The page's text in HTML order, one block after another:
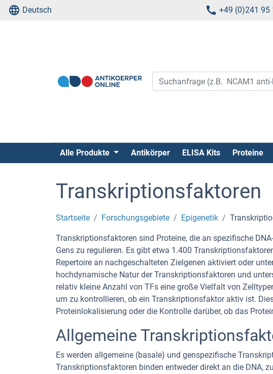
Deutsch +49 (0)241 95
Alle Produkte Antikörper ELISA Kits Proteine
Transkriptionsfaktoren
Startseite Forschungsgebiete Epigenetik
Transkriptionsfaktoren sind Proteine, die an spezifische
Gens zu regulieren. Es gibt etwa 1.400
Repertoire an nachgeschalteten Zielgenen aktiviert oder
hochdynamische Natur der Transkriptionsfaktoren und
relativ kleine Anzahl von TFs eine große Vielfalt von
um zu kontrollieren, ob ein Transkriptionsfaktor aktiv ist.
Proteinlokalisierung oder die Kontrolle darüber, ob das
Allgemeine
Es werden allgemeine (basale) und genspezifische
Transkriptionsfaktoren binden entweder direkt an die DNA,